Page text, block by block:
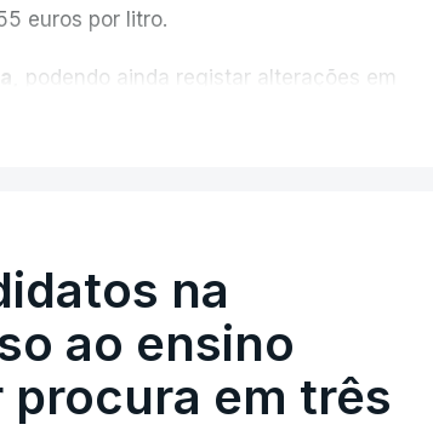
euros por litro.
podendo ainda registar alterações em
extraordinária e temporária no ISP,
combustíveis superior a 10
Irão, à tensão geopolítica no Médio
na
ao ensino
em três